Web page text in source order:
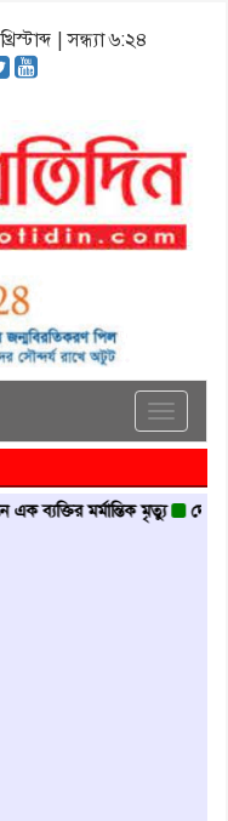
| সন্ধ্যা ৬:২৪
Toggle
মর্মান্তিক মৃত্যু দেশজুড়ে